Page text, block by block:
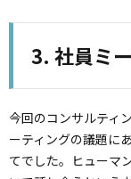
社員ミ
今回のコンサルティ
ーティングの議題に
てでした。ヒューマ